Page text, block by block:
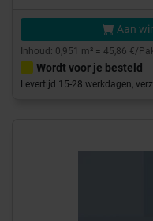
Aan
Inhoud: 0,951 m² = 45,86 €/
Wordt voor je besteld
Levertijd 15-28 werkdagen,